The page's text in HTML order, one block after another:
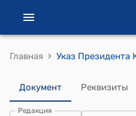
Главная ›
Документ Реквизиты
Редакция